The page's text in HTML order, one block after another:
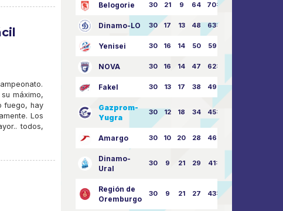
máximo,
fuego, hay
Los
todos,
Belogorie 30 21 9 64 70:40
Dinamo-LO 30 17 13 48 63:57
Yenisei 30 16 14 50 59:53
NOVA 30 16 14 47 62:58
Fakel 30 13 17 38 49:62
Gazprom-
Yugra
30 12 18 34 45:63
Amargo 30 10 20 28 46:73
Dinamo-
Ural
30 9 21 29 41:70
Región de
Oremburgo
30 9 21 27 43:73